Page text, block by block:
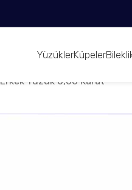
YüzüklerKüpeler
Erkek Yüzük 0,66 Karat